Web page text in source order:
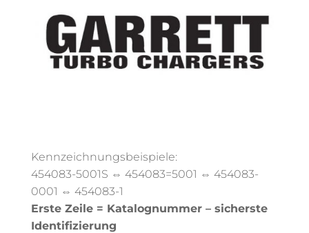
Kennzeichnungsbeispiele:
454083-5001S ⇔ 454083=5001 ⇔ 454083-
0001 ⇔ 454083-1
Erste Zeile = Katalognummer – sicherste
Identifizierung